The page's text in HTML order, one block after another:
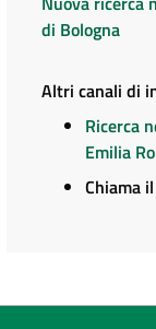
di Bologna
Altri canali di
Ricerca
Emilia
Chiama